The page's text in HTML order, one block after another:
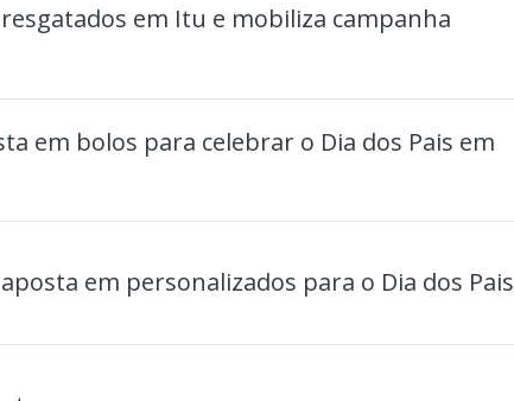
resgatados em Itu e mobiliza campanha
em bolos para celebrar o Dia dos Pais em
em personalizados para o Dia dos Pais